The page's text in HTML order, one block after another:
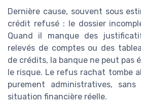
Dernière cause, souvent sous
crédit refusé : le dossier
Quand il manque des
relevés de comptes ou des
de crédits, la banque ne peut pas
le risque. Le refus rachat tombe
purement administratives,
situation financière réelle.